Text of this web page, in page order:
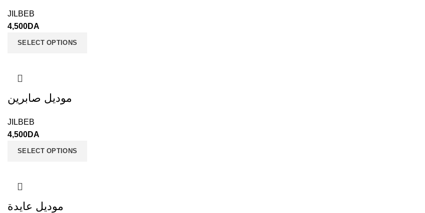
JILBEB
4,500DA
SELECT OPTIONS
موديل صابرين
JILBEB
4,500DA
SELECT OPTIONS
موديل عايدة